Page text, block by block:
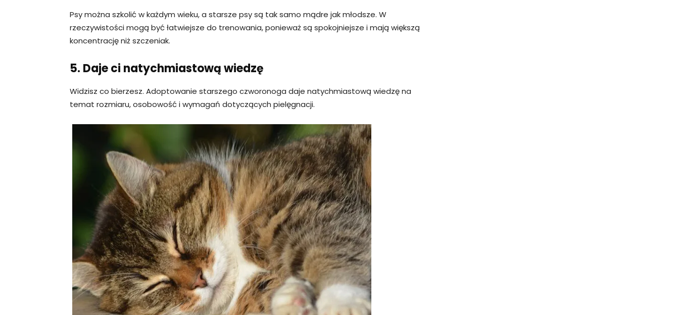
Psy można szkolić w każdym wieku, a starsze psy są tak samo mądre jak młodsze. W
rzeczywistości mogą być łatwiejsze do trenowania, ponieważ są spokojniejsze i mają większą
koncentrację niż szczeniak.
5. Daje ci natychmiastową wiedzę
Widzisz co bierzesz. Adoptowanie starszego czworonoga daje natychmiastową wiedzę na
temat rozmiaru, osobowość i wymagań dotyczących pielęgnacji.